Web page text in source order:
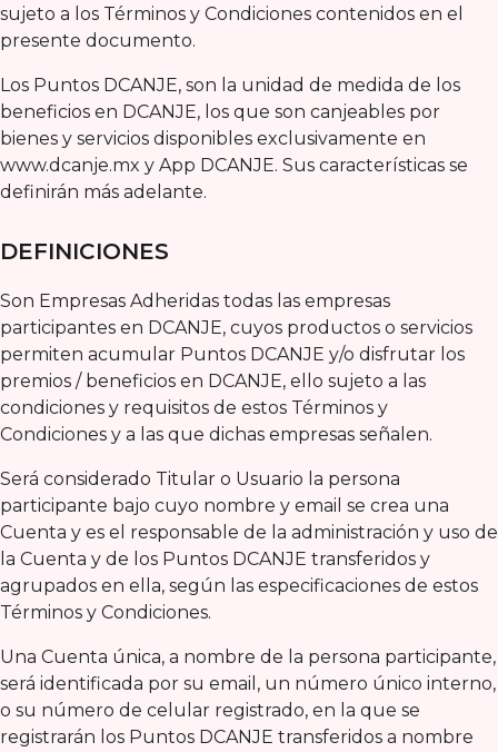
sujeto a los Términos y Condiciones contenidos en el
presente documento.
Los Puntos DCANJE, son la unidad de medida de los
beneficios en DCANJE, los que son canjeables por
bienes y servicios disponibles exclusivamente en
www.dcanje.mx y App DCANJE. Sus características se
definirán más adelante.
DEFINICIONES
Son Empresas Adheridas todas las empresas
participantes en DCANJE, cuyos productos o servicios
permiten acumular Puntos DCANJE y/o disfrutar los
premios / beneficios en DCANJE, ello sujeto a las
condiciones y requisitos de estos Términos y
Condiciones y a las que dichas empresas señalen.
Será considerado Titular o Usuario la persona
participante bajo cuyo nombre y email se crea una
Cuenta y es el responsable de la administración y uso de
la Cuenta y de los Puntos DCANJE transferidos y
agrupados en ella, según las especificaciones de estos
Términos y Condiciones.
Una Cuenta única, a nombre de la persona participante,
será identificada por su email, un número único interno,
o su número de celular registrado, en la que se
registrarán los Puntos DCANJE transferidos a nombre